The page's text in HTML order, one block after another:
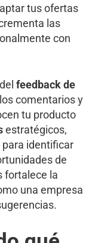
tus ofertas
las
con
feedback de
comentarios y
tu producto
estratégicos,
para identificar
de
fortalece la
una empresa